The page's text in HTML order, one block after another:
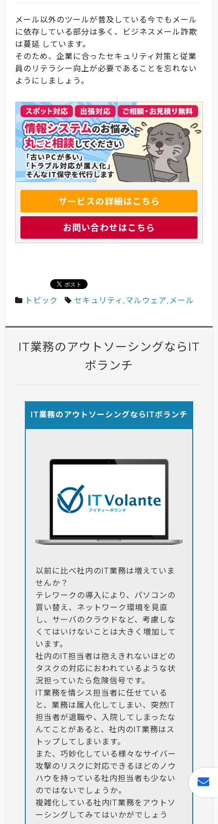
メール以外のツールが普及している今でもメール
に依存している部分は多く、ビジネスメール詐欺
は蔓延 しています。
そのため、企業に合ったセキュリティ対策と従業
員のリテラシー向上が必要であることを忘れない
ようにしましょう。
サービスの詳細はこちら
お問い合わせはこちら
トピック セキュリティ,マルウェア, メール
IT業務のアウトソーシングならIT
ボランチ
IT業務のアウトソーシングならITボランチ
以前に比べ社内のIT業務は増えていま
せんか？
テレワークの導入により、パソコンの
買い替え、ネットワーク環境を見直
し、サーバのクラウドなど、考慮しな
くてはいけないことは大きく増加して
います。
社内のIT担当者は抱えきれないほどの
タスクの対応におわれているような状
況担っていたら危険信号です。
IT業務を情シス担当者に任せている
と、業務は属人化してしまい、突然IT
担当者が退職や、入院してしまったな
んてことがあると、社内のIT業務はス
トップしてしまいます。
また、巧妙化している様々なサイバー
攻撃のリスクに対応できるほどのノウ
ハウを持っている社内担当者も少ない
のではないでしょうか。
複雑化している社内IT業務をアウトソ
ーシングしてみてはいかがでしょう